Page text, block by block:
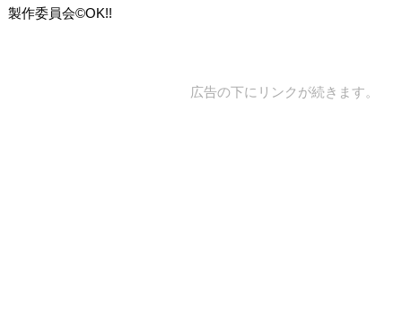
製作委員会©OK!!
広告の下にリンクが続きます。